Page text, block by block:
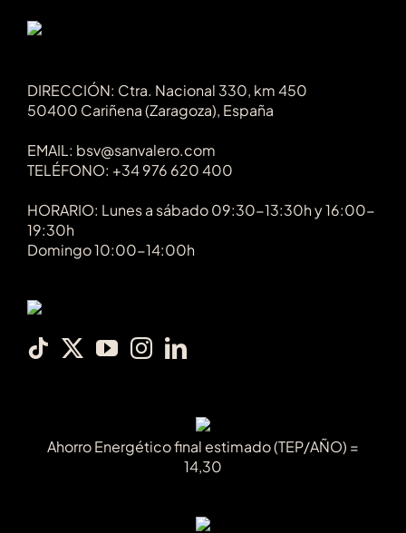
DIRECCIÓN: Ctra. Nacional 330, km 450
50400 Cariñena (Zaragoza), España
EMAIL: bsv@sanvalero.com
TELÉFONO: +34 976 620 400
HORARIO: Lunes a sábado 09:30-13:30h y 16:00-
19:30h
Domingo 10:00-14:00h
Ahorro Energético final estimado (TEP/AÑO) =
14,30